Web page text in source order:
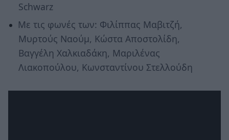
Schwarz
Με τις φωνές των: Φιλίππας Μαβιτζή,
Μυρτούς Ναούμ, Κώστα Αποστολίδη,
Βαγγέλη Χαλκιαδάκη, Μαριλένας
Λιακοπούλου, Κωνσταντίνου Στελλούδη